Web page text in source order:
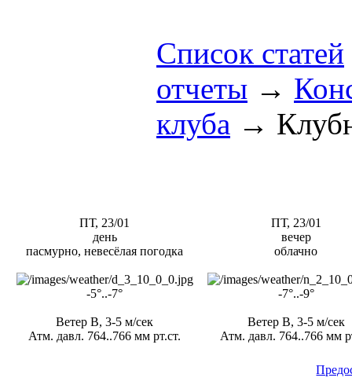
Список статей
отчеты →
клуба →
ПТ, 23/01
день
пасмурно, невесёлая погодка
-5°..-7°
Ветер В, 3-5 м/сек
Атм. давл. 764..766 мм рт.ст.
ПТ, 23/01
вечер
облачно
-7°..-9°
Ветер В, 3-5 м/сек
Атм. давл. 764..766 мм